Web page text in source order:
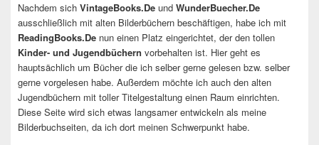
Nachdem sich VintageBooks.De und WunderBuecher.De
ausschließlich mit alten Bilderbüchern beschäftigen, habe ich mit
ReadingBooks.De nun einen Platz eingerichtet, der den tollen
Kinder- und Jugendbüchern vorbehalten ist. Hier geht es
hauptsächlich um Bücher die ich selber gerne gelesen bzw. selber
gerne vorgelesen habe. Außerdem möchte ich auch den alten
Jugendbüchern mit toller Titelgestaltung einen Raum einrichten.
Diese Seite wird sich etwas langsamer entwickeln als meine
Bilderbuchseiten, da ich dort meinen Schwerpunkt habe.